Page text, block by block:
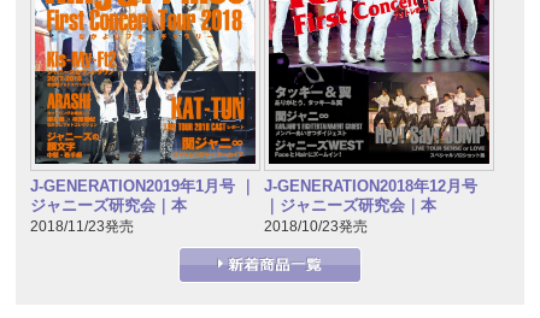
J-GENERATION2019年1月号 ｜
ジャニーズ研究会｜本
2018/11/23発売
J-GENERATION2018年12月号
｜ジャニーズ研究会｜本
2018/10/23発売